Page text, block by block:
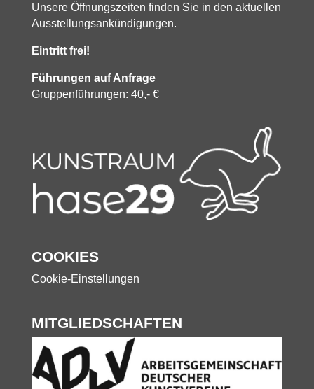
Unsere Öffnungszeiten finden Sie in den aktuellen
Ausstellungsankündigungen.
Eintritt frei!
Führungen auf Anfrage
Gruppenführungen: 40,- €
COOKIES
Cookie-Einstellungen
MITGLIEDSCHAFTEN